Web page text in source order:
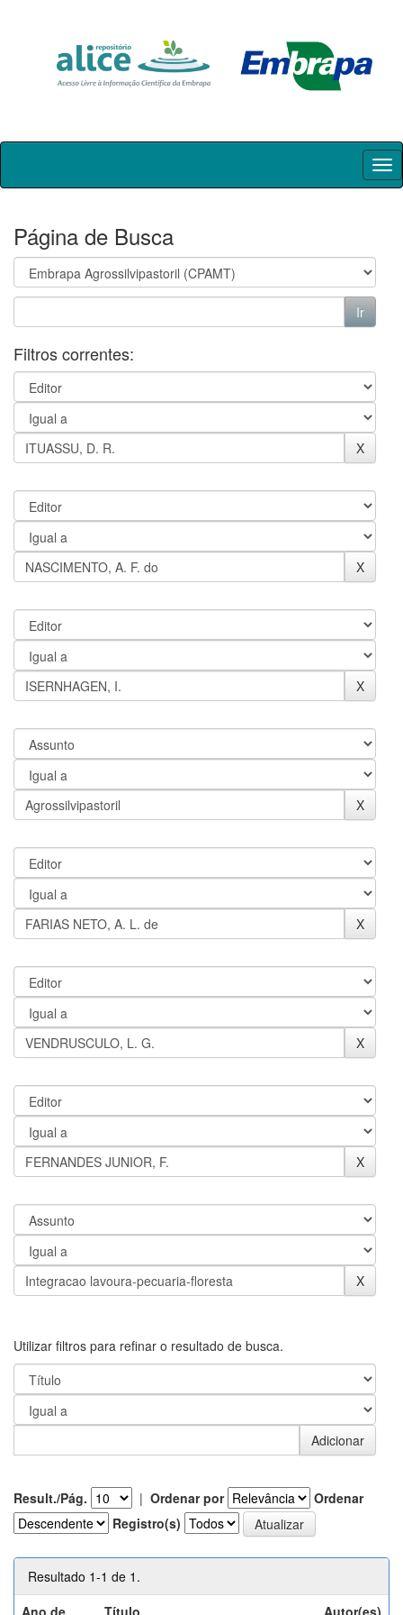
Skip
Página de Busca
Filtros correntes:
Utilizar filtros para refinar o resultado de busca.
Result./Pág. | Ordenar por
Ordenar
Registro(s)
Resultado 1-1 de 1.
Ano de
Título Autor(es)